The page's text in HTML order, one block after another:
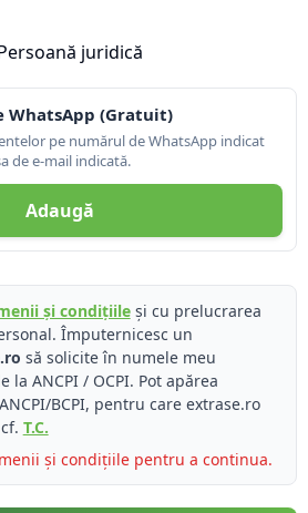
juridică
WhatsApp (Gratuit)
pe numărul de WhatsApp indicat
de e-mail indicată.
Adaugă
și condițiileși cu prelucrarea
Împuternicesc un
să solicite în numele meu
ANCPI / OCPI. Pot apărea
BCPI, pentru care extrase.ro
T.C.
și condițiile pentru a continua.